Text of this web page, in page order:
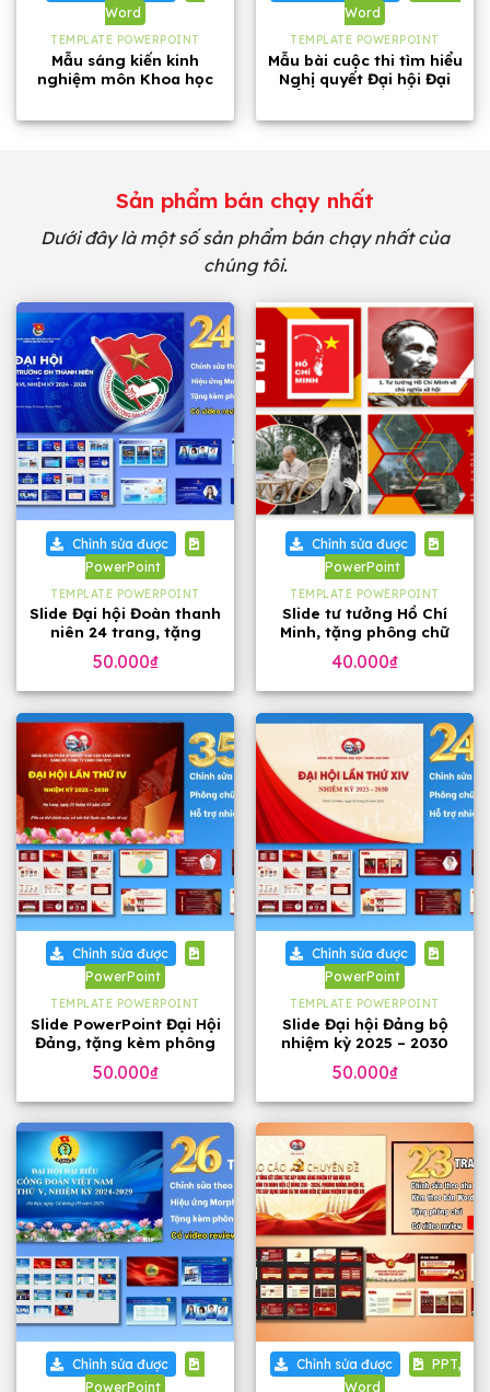
Word
TEMPLATE POWERPOINT
Mẫu sáng kiến kinh
nghiệm môn Khoa học
Word
TEMPLATE POWERPOINT
Mẫu bài cuộc thi tìm hiểu
Nghị quyết Đại hội Đại
Sản phẩm bán chạy nhất
Dưới đây là một số sản phẩm bán chạy nhất của
chúng tôi.
Chỉnh sửa được
PowerPoint
TEMPLATE POWERPOINT
Slide Đại hội Đoàn thanh
niên 24 trang, tặng
50.000₫
Chỉnh sửa được
PowerPoint
TEMPLATE POWERPOINT
Slide tư tưởng Hồ Chí
Minh, tặng phông chữ
40.000₫
Chỉnh sửa được
PowerPoint
TEMPLATE POWERPOINT
Slide PowerPoint Đại Hội
Đảng, tặng kèm phông
50.000₫
Chỉnh sửa được
PowerPoint
TEMPLATE POWERPOINT
Slide Đại hội Đảng bộ
nhiệm kỳ 2025 – 2030
slide)
50.000₫
Chỉnh sửa được
PowerPoint
Chỉnh sửa được
PPT,
Word